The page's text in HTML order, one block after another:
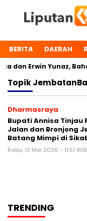
BERITA DAERAH
dan Erwin Yunaz,
Topik
Dharmasraya
Bupati Annisa Tinjau
Jalan dan Bronjong
Batang Mimpi di
Rabu, 13 Mei 2026 - 11:51 WIB
TRENDING